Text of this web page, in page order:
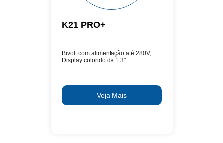
K21 PRO+
Bivolt com alimentação até 280V,
Display colorido de 1.3".
Veja Mais